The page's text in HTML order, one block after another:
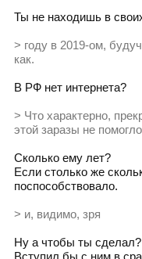
Ты не находишь в
> году в 2019-ом,
как.
В РФ нет интернета?
> Что характерно,
этой заразы не
Сколько ему лет?
Если столько же
поспособствовало.
> и, видимо, зря
Ну а чтобы ты сделал?